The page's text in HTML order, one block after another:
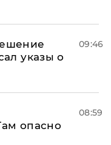
указы о
09:46
опасно
08:59